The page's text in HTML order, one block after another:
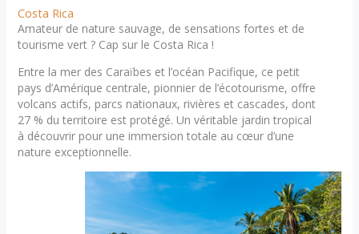
Costa Rica
Amateur de nature sauvage, de sensations fortes et de
tourisme vert ? Cap sur le Costa Rica !
Entre la mer des Caraïbes et l’océan Pacifique, ce petit
pays d’Amérique centrale, pionnier de l’écotourisme, offre
volcans actifs, parcs nationaux, rivières et cascades, dont
27 % du territoire est protégé. Un véritable jardin tropical
à découvrir pour une immersion totale au cœur d’une
nature exceptionnelle.